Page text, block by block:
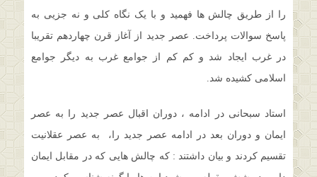
را از طریق چالش ها فهمید و با یک نگاه کلی و نه جزیی به
پاسخ سوالات پرداخت. عصر جدید از آغاز قرن چهاردهم تقریبا
در غرب ایجاد شد و کم کم از جوامع غرب به دیگر جوامع
اسلامی کشیده شد.
استاد سبحانی در ادامه ، دوران اقبال عصر جدید را به عصر
ایمان و دوران بعد در ادامه عصر جدید را، به عصر عقلانیت
تقسیم کردند و بیان داشتند : که چالش هایی که در مقابل ایمان